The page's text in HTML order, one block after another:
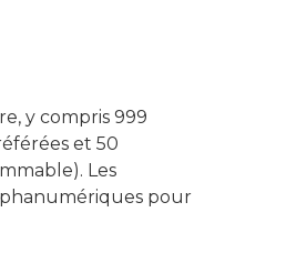
y compris 999
et 50
Les
pour